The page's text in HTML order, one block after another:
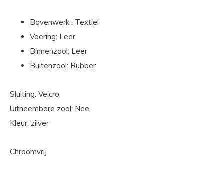
Bovenwerk : Textiel
Voering: Leer
Binnenzool: Leer
Buitenzool: Rubber
Sluiting: Velcro
Uitneembare zool: Nee
Kleur: zilver
Chroomvrij